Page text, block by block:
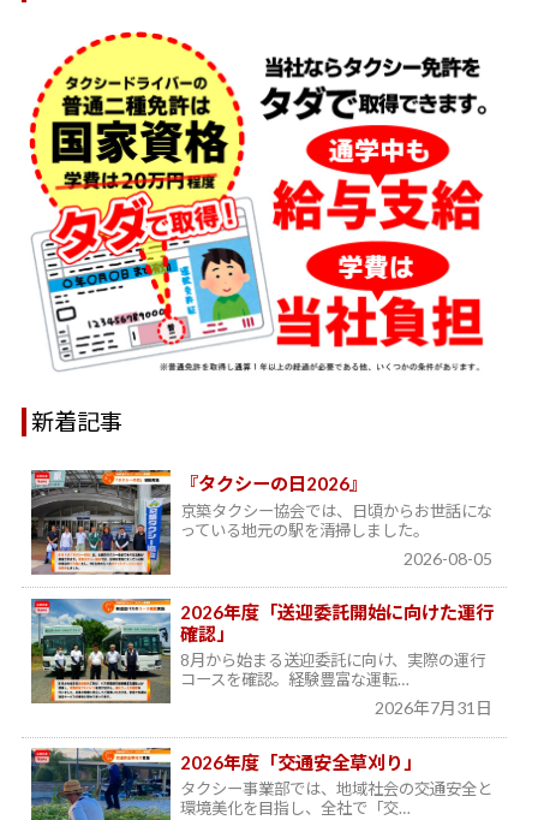
新着記事
『タクシーの日2026』
京築タクシー協会では、日頃からお世話にな
っている地元の駅を清掃しました。
2026-08-05
2026年度「送迎委託開始に向けた運行
確認」
8月から始まる送迎委託に向け、実際の運行
コースを確認。経験豊富な運転…
2026年7月31日
2026年度「交通安全草刈り」
タクシー事業部では、地域社会の交通安全と
環境美化を目指し、全社で「交…